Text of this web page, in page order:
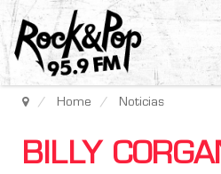
Home Noticias
BILLY